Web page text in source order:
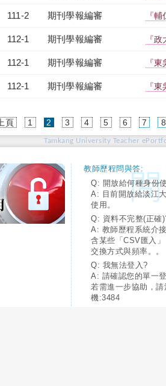
111-2 期刊學報編審 『
112-1 期刊學報編審 『
112-1 期刊學報編審 『
112-1 期刊學報編審 『
上頁 1 2 (current)
3 4 5 6 7 8
Tamkang University Teacher
教師歷程問與答:
Q: 開放給何種身份
A: 目前開放給淡江
使用。
Q: 資料不完整(正確
A: 教師歷程系統介
含某些「CSV匯入
交換方式與頻率。。
Q: 我無法登入?
A: 請確認您的單一
若需進一步協助，
機:3484